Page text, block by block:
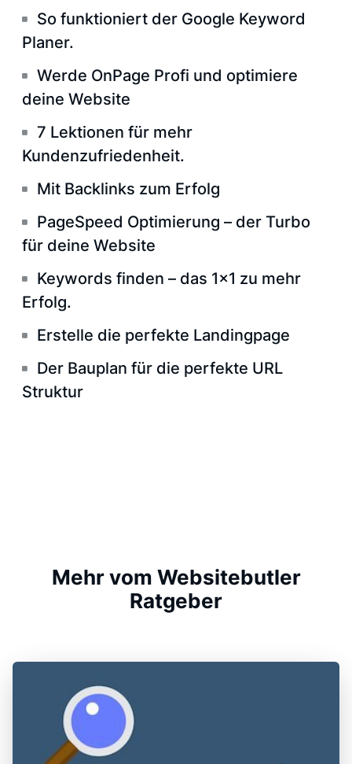
So funktioniert der Google Keyword
Planer.
Werde OnPage Profi und optimiere
deine Website
7 Lektionen für mehr
Kundenzufriedenheit.
Mit Backlinks zum Erfolg
PageSpeed Optimierung – der Turbo
für deine Website
Keywords finden – das 1×1 zu mehr
Erfolg.
Erstelle die perfekte Landingpage
Der Bauplan für die perfekte URL
Struktur
Mehr vom Websitebutler
Ratgeber